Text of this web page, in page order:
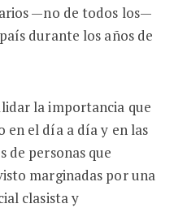
—no de todos los—
durante los años de
la importancia que
el día a día y en las
de personas que
marginadas por una
clasista y